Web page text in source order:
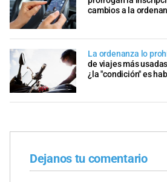
cambios a la
La ordenanza lo
de viajes más
¿la "condición" es
Dejanos tu comentario